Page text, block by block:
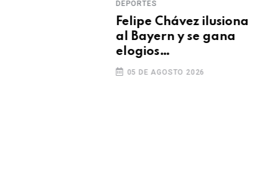
DEPORTES
Felipe Chávez ilusiona
al Bayern y se gana
elogios
internacionales
05 DE AGOSTO 2026